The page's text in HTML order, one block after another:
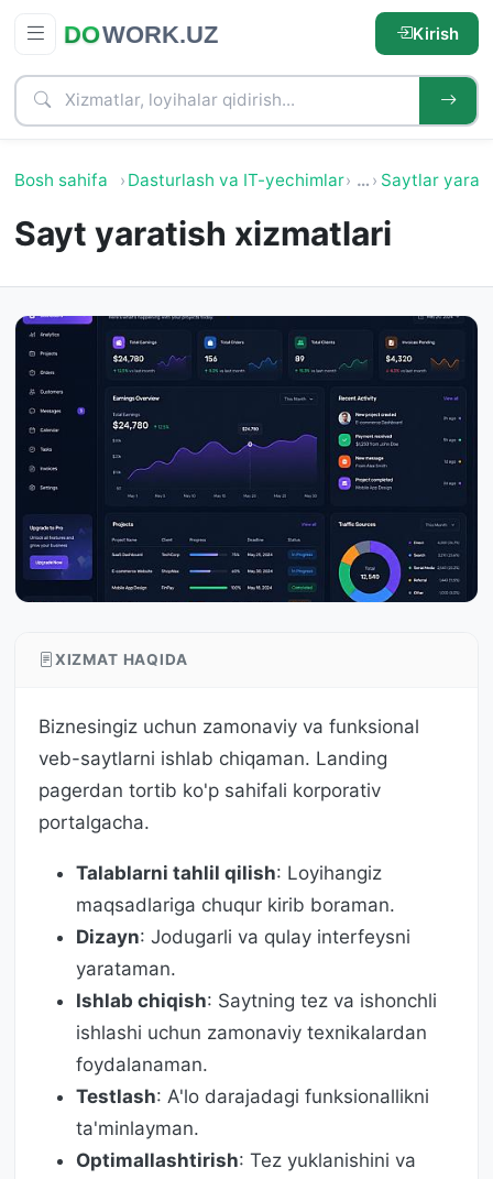
Kirish
Bosh sahifa Dasturlash va IT-yechimlar … Saytlar
Sayt yaratish xizmatlari
XIZMAT HAQIDA
Biznesingiz uchun zamonaviy va funksional
veb-saytlarni ishlab chiqaman. Landing
pagerdan tortib ko'p sahifali korporativ
portalgacha.
Talablarni tahlil qilish: Loyihangiz
maqsadlariga chuqur kirib boraman.
Dizayn: Jodugarli va qulay interfeysni
yarataman.
Ishlab chiqish: Saytning tez va ishonchli
ishlashi uchun zamonaviy texnikalardan
foydalanaman.
Testlash: A'lo darajadagi funksionallikni
ta'minlayman.
Optimallashtirish: Tez yuklanishini va